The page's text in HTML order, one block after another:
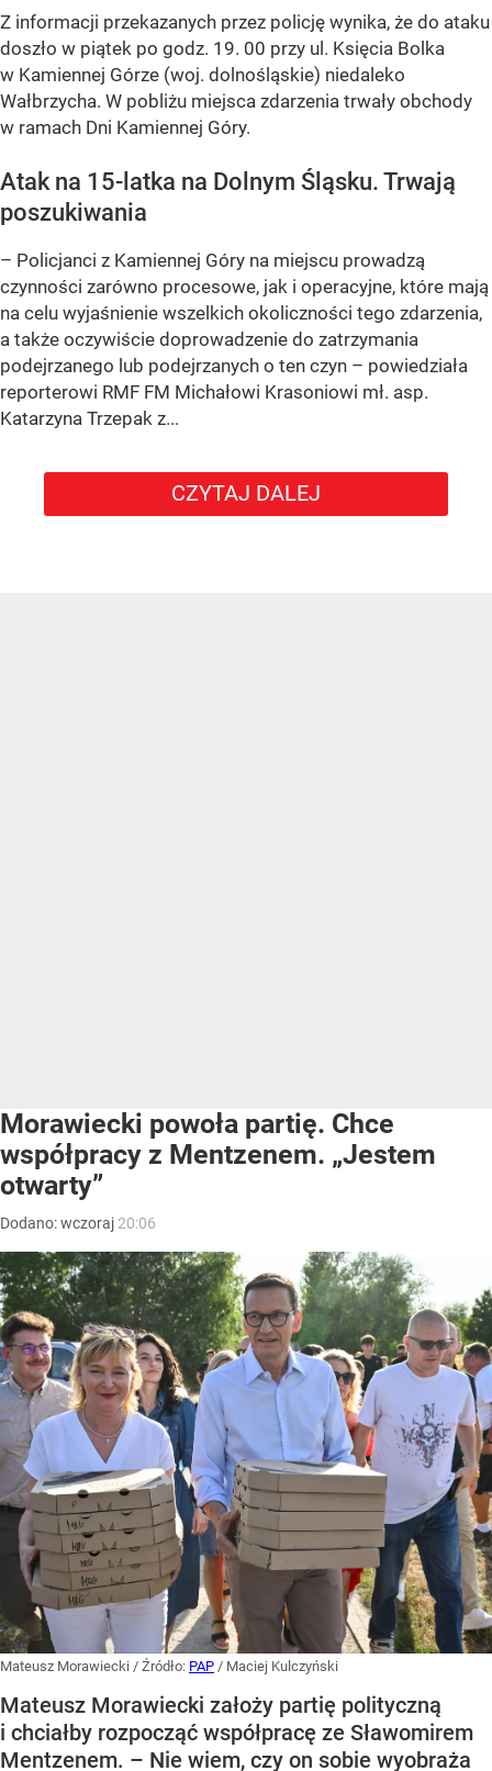
Z informacji przekazanych przez policję wynika, że do ataku
doszło w piątek po godz. 19. 00 przy ul. Księcia Bolka
w Kamiennej Górze (woj. dolnośląskie) niedaleko
Wałbrzycha. W pobliżu miejsca zdarzenia trwały obchody
w ramach Dni Kamiennej Góry.
Atak na 15-latka na Dolnym Śląsku. Trwają
poszukiwania
– Policjanci z Kamiennej Góry na miejscu prowadzą
czynności zarówno procesowe, jak i operacyjne, które mają
na celu wyjaśnienie wszelkich okoliczności tego zdarzenia,
a także oczywiście doprowadzenie do zatrzymania
podejrzanego lub podejrzanych o ten czyn – powiedziała
reporterowi RMF FM Michałowi Krasoniowi mł. asp.
Katarzyna Trzepak z...
CZYTAJ DALEJ
Morawiecki powoła partię. Chce
współpracy z Mentzenem. „Jestem
otwarty”
Dodano:wczoraj 20:06
Mateusz Morawiecki / Źródło: PAP / Maciej Kulczyński
Mateusz Morawiecki założy partię polityczną
i chciałby rozpocząć współpracę ze Sławomirem
Mentzenem. – Nie wiem, czy on sobie wyobraża